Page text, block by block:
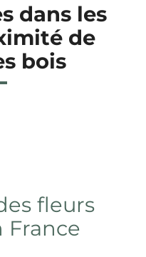
dans les
de
bois
fleurs
France